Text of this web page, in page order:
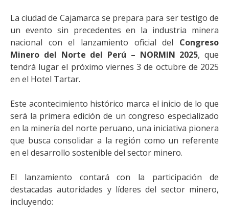
La ciudad de Cajamarca se prepara para ser testigo de
un evento sin precedentes en la industria minera
nacional con el lanzamiento oficial del Congreso
Minero del Norte del Perú – NORMIN 2025, que
tendrá lugar el próximo viernes 3 de octubre de 2025
en el Hotel Tartar.
Este acontecimiento histórico marca el inicio de lo que
será la primera edición de un congreso especializado
en la minería del norte peruano, una iniciativa pionera
que busca consolidar a la región como un referente
en el desarrollo sostenible del sector minero.
El lanzamiento contará con la participación de
destacadas autoridades y líderes del sector minero,
incluyendo: